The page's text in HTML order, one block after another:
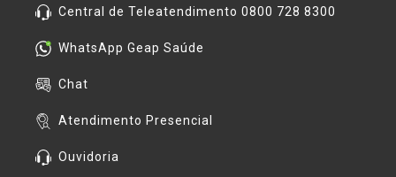
Central de Teleatendimento 0800 728 8300
WhatsApp Geap Saúde
Chat
Atendimento Presencial
Ouvidoria